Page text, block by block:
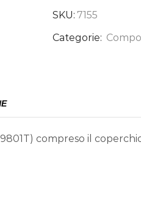
SKU: 7155
Categorie:
compreso il